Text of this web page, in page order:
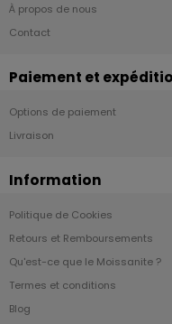
À propos de nous
Contact
Paiement et
Options de paiement
Livraison
Information
Politique de Cookies
Retours et Remboursements
Qu'est-ce que le Moissanite ?
Termes et conditions
Blog